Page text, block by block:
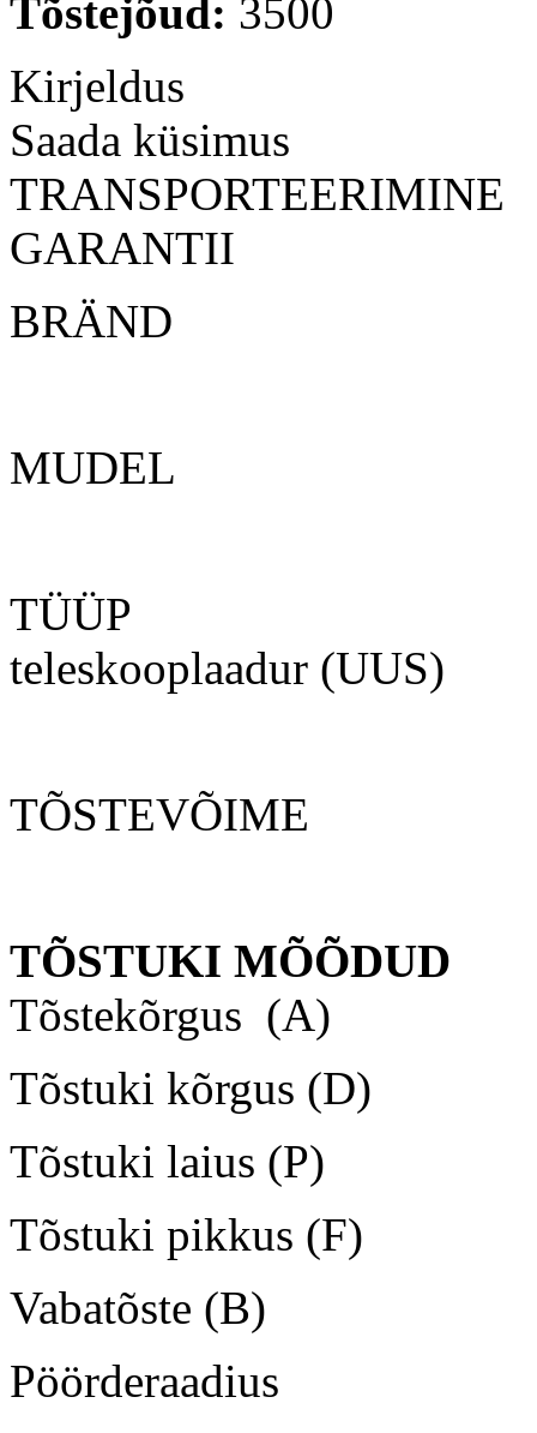
Tõstejõud: 3500
Kirjeldus
Saada küsimus
TRANSPORTEERIMINE
GARANTII
TÜÜP
teleskooplaadur (UUS)
TÕSTEVÕIME
TÕSTUKI MÕÕDUD
Tõstekõrgus
Tõstuki kõrgus
Tõstuki laius
Tõstuki pikkus
Vabatõste